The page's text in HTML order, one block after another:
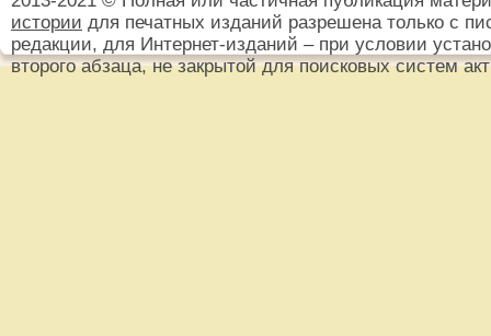
истории для печатных изданий разрешена только с
редакции, для Интернет-изданий – при условии
второго абзаца, не закрытой для поисковых систем